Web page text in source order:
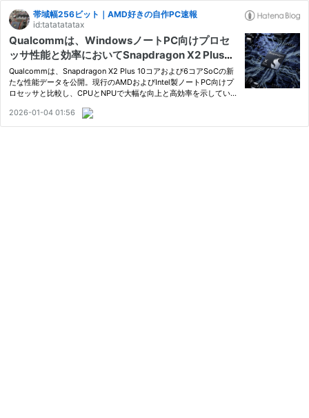
帯域幅256ビット｜AMD好きの自作PC速報
id:tatatatatax
Qualcommは、WindowsノートPC向けプロセ
ッサ性能と効率においてSnapdragon X2 Plusが
競合x86 CPU（IntelとAMD）を上回ると主張
Qualcommは、Snapdragon X2 Plus 10コアおよび6コアSoCの新
たな性能データを公開。現行のAMDおよびIntel製ノートPC向けプ
ロセッサと比較し、CPUとNPUで大幅な向上と高効率を示していま
cyonベンチマークを用いて実施。
2026-01-04 01:56